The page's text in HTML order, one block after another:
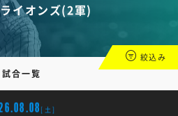
イオンズ(2軍)
試合一覧
絞込み
[土]